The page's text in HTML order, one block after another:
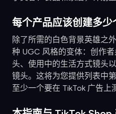
每个产品应该创建多少
除了所需的白色背景英雄之
种 UGC 风格的变体：创作
头、使用中的生活方式镜头
镜头。这将为您提供列表中
至少一个要在 TikTok 广告上